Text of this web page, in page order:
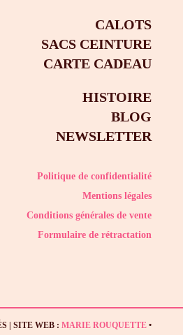
CALOTS
SACS CEINTURE
CARTE CADEAU
HISTOIRE
BLOG
NEWSLETTER
Politique de confidentialité
Mentions légales
Conditions générales de vente
Formulaire de rétractation
| SITE WEB : MARIE ROUQUETTE •